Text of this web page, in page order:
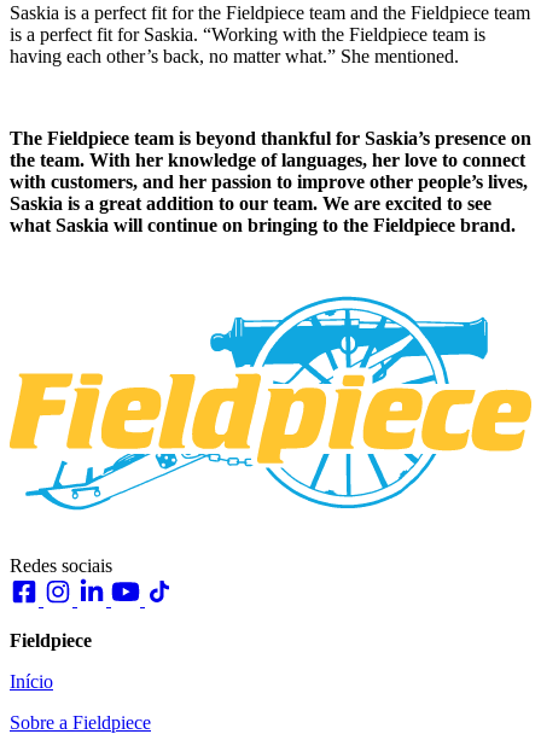
Saskia is a perfect fit for the Fieldpiece team and the Fieldpiece team
is a perfect fit for Saskia. “Working with the Fieldpiece team is
having each other’s back, no matter what.” She mentioned.
The Fieldpiece team is beyond thankful for Saskia’s presence on
the team. With her knowledge of languages, her love to connect
with customers, and her passion to improve other people’s lives,
Saskia is a great addition to our team. We are excited to see
what Saskia will continue on bringing to the Fieldpiece brand.
Redes sociais
Fieldpiece
Início
Sobre a Fieldpiece